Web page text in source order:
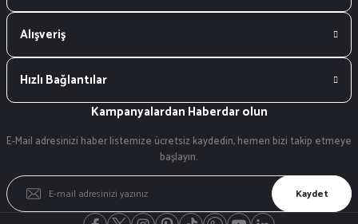
Alışveriş
Hızlı Bağlantılar
Kampanyalardan Haberdar olun
E-Mail adresinizi haber listemize ücretsiz kaydedin, hemen bizi takip etmeye
başlayın.
Kaydet